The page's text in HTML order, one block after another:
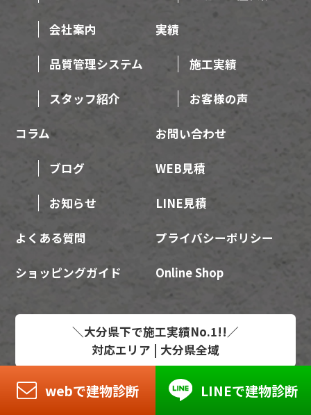
webで建物診断 LINEで建物診断
会社案内
品質管理システム
スタッフ紹介
実績
施工実績
お客様の声
コラム
ブログ
お知らせ
よくある質問
お問い合わせ
WEB見積
LINE見積
プライバシーポリシー
Online Shop
ショッピングガイド
＼大分県下で施工実績No.1!!／
対応エリア | 大分県全域